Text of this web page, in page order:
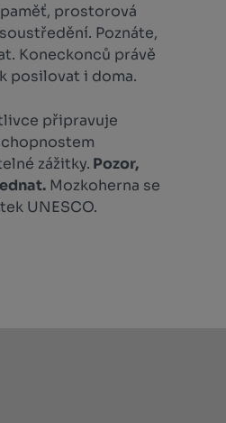
prostorová
Poznáte,
Koneckonců právě
posilovat i doma.
připravuje
zážitky. Pozor,
Mozkoherna se
UNESCO.